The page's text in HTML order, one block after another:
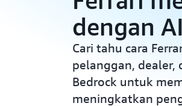
dengan
Cari tahu cara
pelanggan, dealer,
Bedrock untuk
meningkatkan